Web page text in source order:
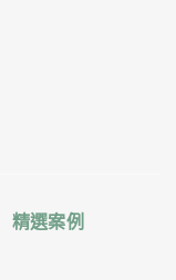
精選案例